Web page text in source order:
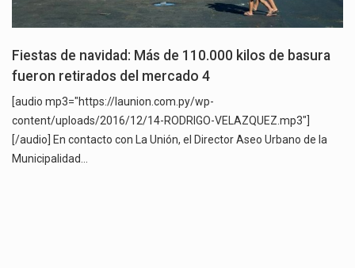
Fiestas de navidad: Más de 110.000 kilos de basura
fueron retirados del mercado 4
[audio mp3="https://launion.com.py/wp-
content/uploads/2016/12/14-RODRIGO-VELAZQUEZ.mp3"]
[/audio] En contacto con La Unión, el Director Aseo Urbano de la
Municipalidad…